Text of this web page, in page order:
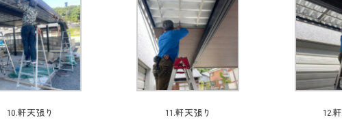
10.軒天張り 11.軒天張り 12.